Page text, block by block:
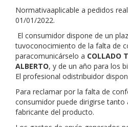
Normativaaplicable a pedidos
01/01/2022.
El consumidor dispone de un
tuvoconocimiento de la falta de
paracomunicárselo a COLLADO
ALBERTO, y de un año para los
El profesional odistribuidor
Para reclamar por la falta de
consumidor puede dirigirse tanto
fabricante del producto.